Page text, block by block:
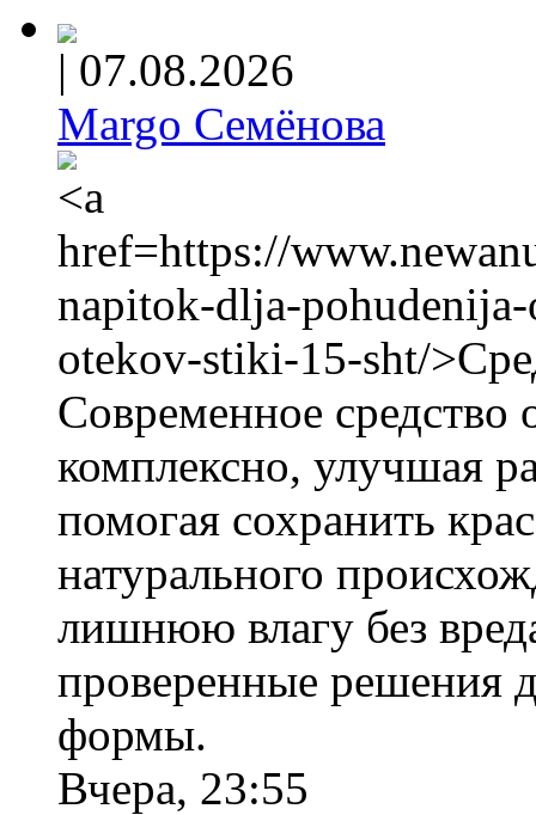
| 07.08.2026
Margo Семёнова
<a
href=https://
napitok-dlja-
otekov-stiki-15-sht/
Современное средство
комплексно, улучшая
помогая сохранить
натурального
лишнюю влагу без
проверенные решения
формы.
Вчера, 23:55